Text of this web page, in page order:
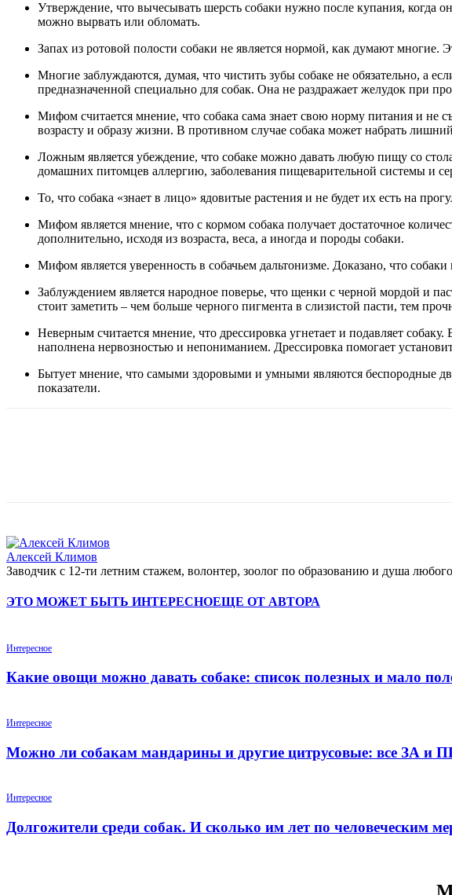
Утверждение, что вычесывать шерсть собаки нужно после купания, когда
можно вырвать или обломать.
Запах из ротовой полости собаки не является нормой, как думают многие.
Многие заблуждаются, думая, что чистить зубы собаке не обязательно, а
предназначенной специально для собак. Она не раздражает желудок при
Мифом считается мнение, что собака сама знает свою норму питания и не
возрасту и образу жизни. В противном случае собака может набрать
Ложным является убеждение, что собаке можно давать любую пищу со
домашних питомцев аллергию, заболевания пищеварительной системы и
То, что собака «знает в лицо» ядовитые растения и не будет их есть на
Мифом является мнение, что с кормом собака получает достаточное
дополнительно, исходя из возраста, веса, а иногда и породы собаки.
Мифом является уверенность в собачьем дальтонизме. Доказано, что
Заблуждением является народное поверье, что щенки с черной мордой и
стоит заметить – чем больше черного пигмента в слизистой пасти, тем
Неверным считается мнение, что дрессировка угнетает и подавляет
наполнена нервозностью и непониманием. Дрессировка помогает
Бытует мнение, что самыми здоровыми и умными являются беспородные
показатели.
Алексей Климов
Заводчик c 12-ти летним стажем, волонтер, зоолог по образованию и душа
ЭТО МОЖЕТ БЫТЬ ИНТЕРЕСНОЕЩЕ ОТ АВТОРА
Интересное
Какие овощи можно давать собаке: список полезных и мало
Интересное
Можно ли собакам мандарины и другие цитрусовые: все ЗА и
Интересное
Долгожители среди собак. И сколько им лет по человеческим